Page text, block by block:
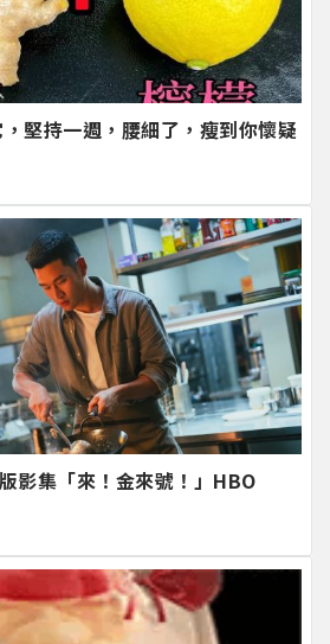
堅持一週，腰細了，瘦到你懷疑
影集「來！金來號！」HBO